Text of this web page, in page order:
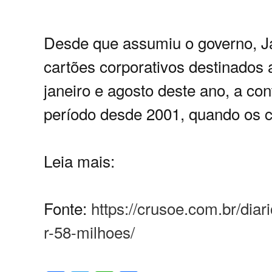
Desde que assumiu o governo,
cartões corporativos
janeiro e agosto deste ano, a
período desde 2001, quando os
Leia mais:
Fonte: https://crusoe.com.br/
r-58-milhoes/